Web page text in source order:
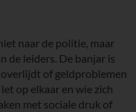
naar de politie, maar
de leiders. De banjar is
overlijdt of geldproblemen
op elkaar en wie zich
met sociale druk of